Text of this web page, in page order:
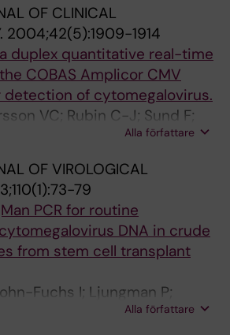
OF CLINICAL
2004;42(5):1909-1914
duplex quantitative real-time
COBAS Amplicor CMV
of cytomegalovirus.
VC; Rubin C-J; Sund F;
J; Yun Z; Bondeson K;
Alla författare
OF VIROLOGICAL
79
PCR for routine
DNA in crude
from stem cell transplant
Fuchs I; Ljungman P;
Alla författare